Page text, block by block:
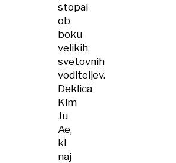
stopal
ob
boku
velikih
svetovnih
voditeljev.
Deklica
Kim
Ju
Ae,
ki
naj